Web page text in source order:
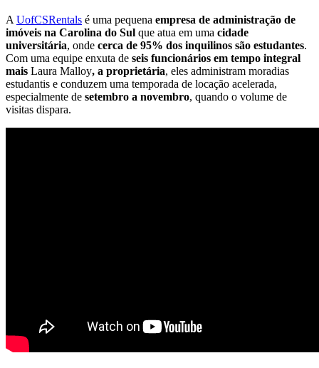
AUofCSRentals é uma pequena empresa de administração de
imóveis na Carolina do Sul que atua em uma cidade
universitária, onde cerca de 95% dos inquilinos são estudantes.
Com uma equipe enxuta de seis funcionários em tempo integral
mais Laura Malloy, a proprietária, eles administram moradias
estudantis e conduzem uma temporada de locação acelerada,
especialmente de setembro a novembro, quando o volume de
visitas dispara.